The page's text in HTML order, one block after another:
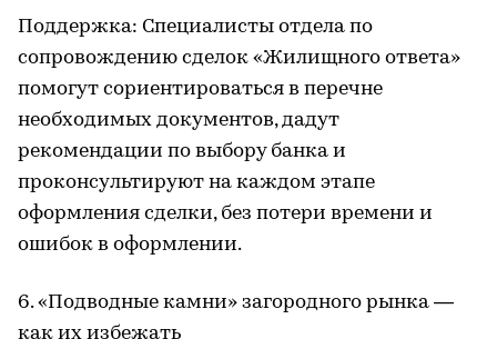
Поддержка: Специалисты отдела по
сопровождению сделок «Жилищного ответа»
помогут сориентироваться в перечне
необходимых документов, дадут
рекомендации по выбору банка и
проконсультируют на каждом этапе
оформления сделки, без потери времени и
ошибок в оформлении.
6. «Подводные камни» загородного рынка —
как их избежать